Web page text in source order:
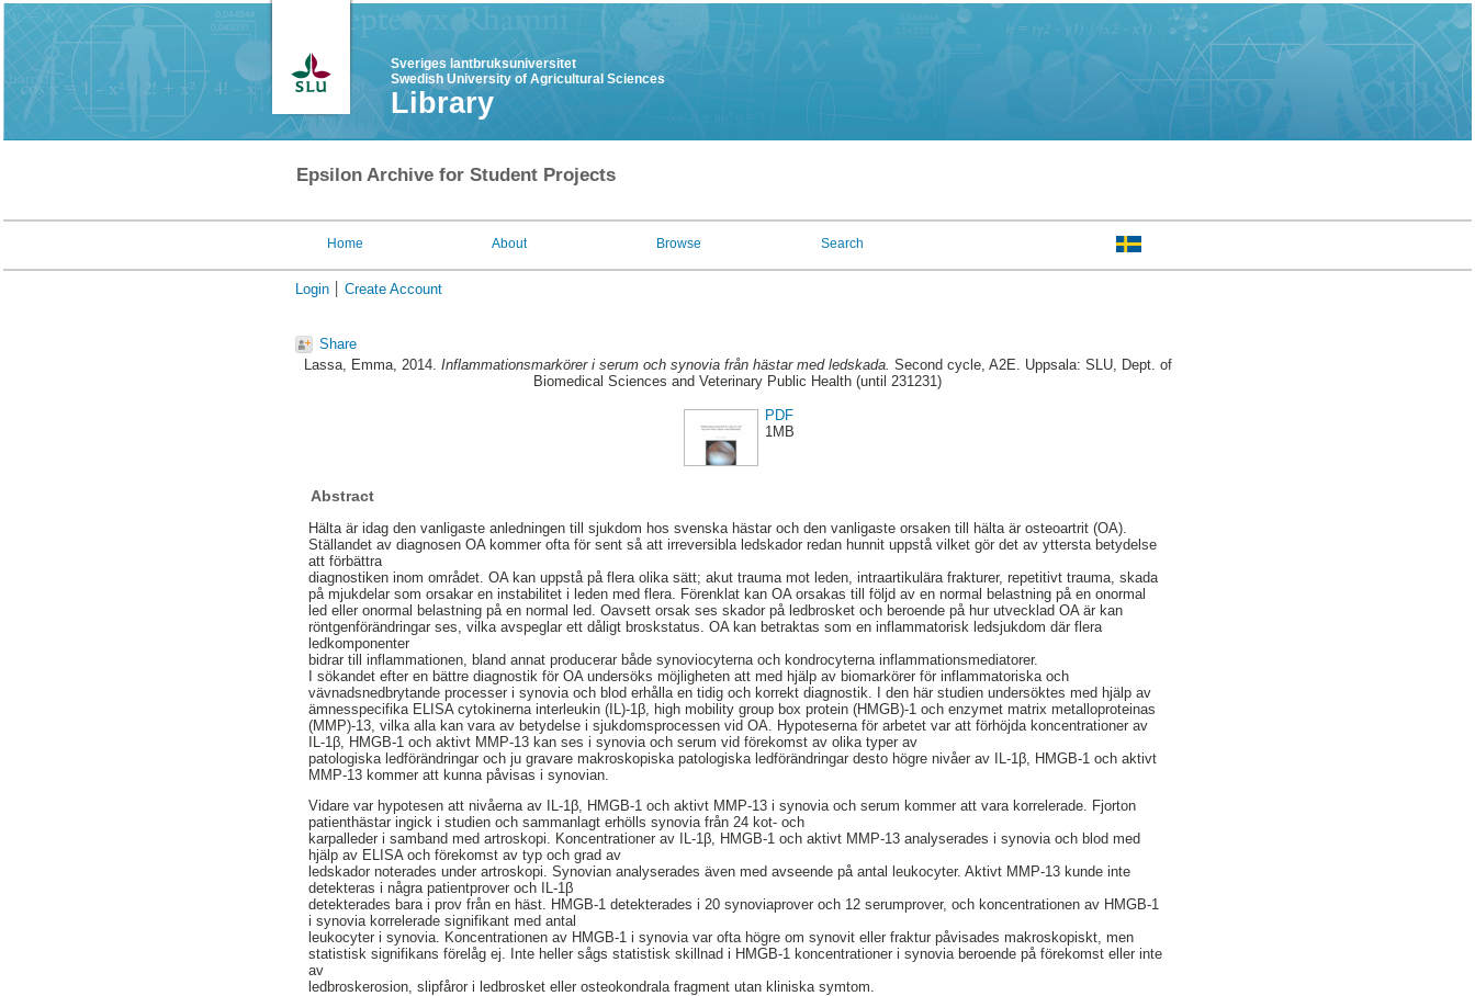
Sveriges lantbruksuniversitet
Swedish University of Agricultural Sciences
Library
Epsilon Archive for Student Projects
Home About Browse Search
Login Create Account
Share
Lassa, Emma, 2014. Inflammationsmarkörer i serum och synovia från hästar med ledskada. Second cycle, A2E. Uppsala: SLU, Dept. of
Biomedical Sciences and Veterinary Public Health (until 231231)
PDF
1MB
Abstract
Hälta är idag den vanligaste anledningen till sjukdom hos svenska hästar och den vanligaste orsaken till hälta är osteoartrit (OA).
Ställandet av diagnosen OA kommer ofta för sent så att irreversibla ledskador redan hunnit uppstå vilket gör det av yttersta betydelse
att förbättra
diagnostiken inom området. OA kan uppstå på flera olika sätt; akut trauma mot leden, intraartikulära frakturer, repetitivt trauma, skada
på mjukdelar som orsakar en instabilitet i leden med flera. Förenklat kan OA orsakas till följd av en normal belastning på en onormal
led eller onormal belastning på en normal led. Oavsett orsak ses skador på ledbrosket och beroende på hur utvecklad OA är kan
röntgenförändringar ses, vilka avspeglar ett dåligt broskstatus. OA kan betraktas som en inflammatorisk ledsjukdom där flera
ledkomponenter
bidrar till inflammationen, bland annat producerar både synoviocyterna och kondrocyterna inflammationsmediatorer.
I sökandet efter en bättre diagnostik för OA undersöks möjligheten att med hjälp av biomarkörer för inflammatoriska och
vävnadsnedbrytande processer i synovia och blod erhålla en tidig och korrekt diagnostik. I den här studien undersöktes med hjälp av
ämnesspecifika ELISA cytokinerna interleukin (IL)-1β, high mobility group box protein (HMGB)-1 och enzymet matrix metalloproteinas
(MMP)-13, vilka alla kan vara av betydelse i sjukdomsprocessen vid OA. Hypoteserna för arbetet var att förhöjda koncentrationer av
IL-1β, HMGB-1 och aktivt MMP-13 kan ses i synovia och serum vid förekomst av olika typer av
patologiska ledförändringar och ju gravare makroskopiska patologiska ledförändringar desto högre nivåer av IL-1β, HMGB-1 och aktivt
MMP-13 kommer att kunna påvisas i synovian.
Vidare var hypotesen att nivåerna av IL-1β, HMGB-1 och aktivt MMP-13 i synovia och serum kommer att vara korrelerade. Fjorton
patienthästar ingick i studien och sammanlagt erhölls synovia från 24 kot- och
karpalleder i samband med artroskopi. Koncentrationer av IL-1β, HMGB-1 och aktivt MMP-13 analyserades i synovia och blod med
hjälp av ELISA och förekomst av typ och grad av
ledskador noterades under artroskopi. Synovian analyserades även med avseende på antal leukocyter. Aktivt MMP-13 kunde inte
detekteras i några patientprover och IL-1β
detekterades bara i prov från en häst. HMGB-1 detekterades i 20 synoviaprover och 12 serumprover, och koncentrationen av HMGB-1
i synovia korrelerade signifikant med antal
leukocyter i synovia. Koncentrationen av HMGB-1 i synovia var ofta högre om synovit eller fraktur påvisades makroskopiskt, men
statistisk signifikans förelåg ej. Inte heller sågs statistisk skillnad i HMGB-1 koncentrationer i synovia beroende på förekomst eller inte
av
ledbroskerosion, slipfåror i ledbrosket eller osteokondrala fragment utan kliniska symtom.